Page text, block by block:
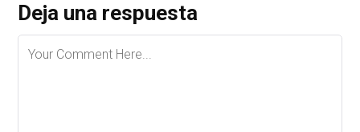
Deja una respuesta